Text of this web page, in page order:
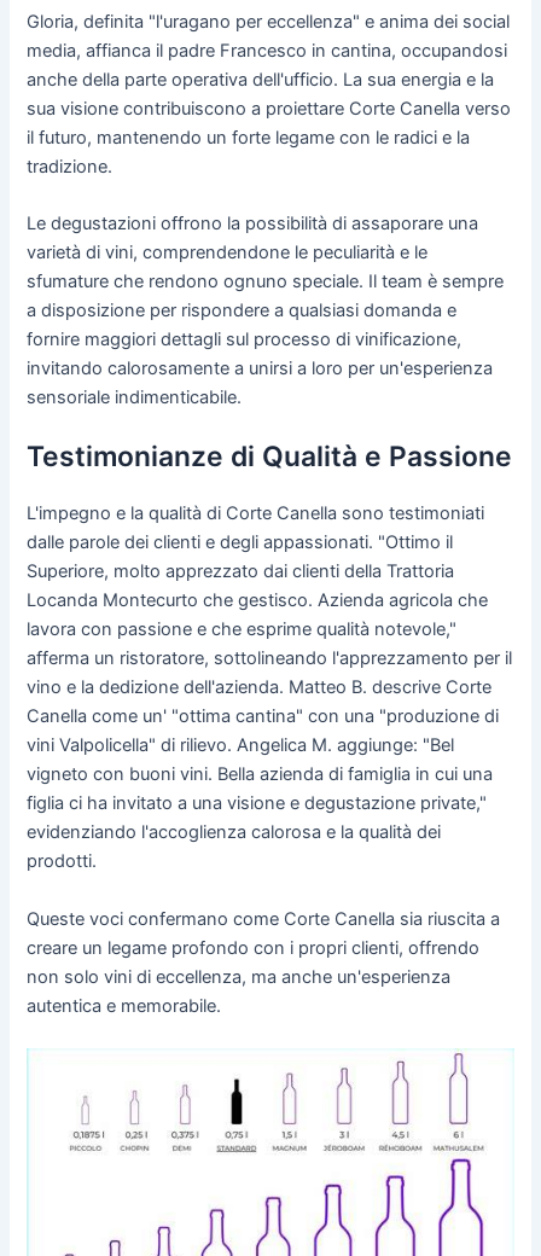
Gloria, definita "l'uragano per eccellenza" e anima dei social
media, affianca il padre Francesco in cantina, occupandosi
anche della parte operativa dell'ufficio. La sua energia e la
sua visione contribuiscono a proiettare Corte Canella verso
il futuro, mantenendo un forte legame con le radici e la
tradizione.
Le degustazioni offrono la possibilità di assaporare una
varietà di vini, comprendendone le peculiarità e le
sfumature che rendono ognuno speciale. Il team è sempre
a disposizione per rispondere a qualsiasi domanda e
fornire maggiori dettagli sul processo di vinificazione,
invitando calorosamente a unirsi a loro per un'esperienza
sensoriale indimenticabile.
Testimonianze di Qualità e Passione
L'impegno e la qualità di Corte Canella sono testimoniati
dalle parole dei clienti e degli appassionati. "Ottimo il
Superiore, molto apprezzato dai clienti della Trattoria
Locanda Montecurto che gestisco. Azienda agricola che
lavora con passione e che esprime qualità notevole,"
afferma un ristoratore, sottolineando l'apprezzamento per il
vino e la dedizione dell'azienda. Matteo B. descrive Corte
Canella come un' "ottima cantina" con una "produzione di
vini Valpolicella" di rilievo. Angelica M. aggiunge: "Bel
vigneto con buoni vini. Bella azienda di famiglia in cui una
figlia ci ha invitato a una visione e degustazione private,"
evidenziando l'accoglienza calorosa e la qualità dei
prodotti.
Queste voci confermano come Corte Canella sia riuscita a
creare un legame profondo con i propri clienti, offrendo
non solo vini di eccellenza, ma anche un'esperienza
autentica e memorabile.